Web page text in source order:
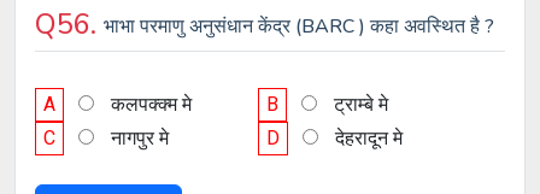
Q56. भाभा परमाणु अनुसंधान केंद्र (BARC ) कहा अवस्थित है ?
A कलपक्क्म मे B
ट्राम्बे मे
C
नागपुर मे D देहरादून मे